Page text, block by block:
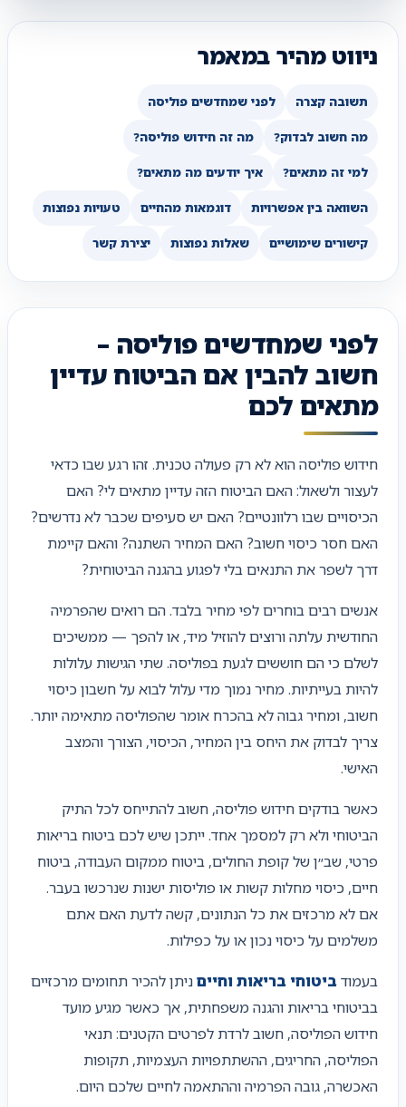
ניווט מהיר במאמר
תשובה קצרה לפני שמחדשים פוליסה
מה חשוב לבדוק? מה זה חידוש פוליסה?
למי זה מתאים? איך יודעים מה מתאים?
השוואה בין אפשרויות דוגמאות מהחיים טעויות נפוצות
קישורים שימושיים שאלות נפוצות יצירת קשר
לפני שמחדשים פוליסה –
חשוב להבין אם הביטוח עדיין
מתאים לכם
חידוש פוליסה הוא לא רק פעולה טכנית. זהו רגע שבו כדאי
לעצור ולשאול: האם הביטוח הזה עדיין מתאים לי? האם
הכיסויים שבו רלוונטיים? האם יש סעיפים שכבר לא נדרשים?
האם חסר כיסוי חשוב? האם המחיר השתנה? והאם קיימת
דרך לשפר את התנאים בלי לפגוע בהגנה הביטוחית?
אנשים רבים בוחרים לפי מחיר בלבד. הם רואים שהפרמיה
החודשית עלתה ורוצים להוזיל מיד, או להפך — ממשיכים
לשלם כי הם חוששים לגעת בפוליסה. שתי הגישות עלולות
להיות בעייתיות. מחיר נמוך מדי עלול לבוא על חשבון כיסוי
חשוב, ומחיר גבוה לא בהכרח אומר שהפוליסה מתאימה יותר.
צריך לבדוק את היחס בין המחיר, הכיסוי, הצורך והמצב
האישי.
כאשר בודקים חידוש פוליסה, חשוב להתייחס לכל התיק
הביטוחי ולא רק למסמך אחד. ייתכן שיש לכם ביטוח בריאות
פרטי, שב״ן של קופת החולים, ביטוח ממקום העבודה, ביטוח
חיים, כיסוי מחלות קשות או פוליסות ישנות שנרכשו בעבר.
אם לא מרכזים את כל הנתונים, קשה לדעת האם אתם
משלמים על כיסוי נכון או על כפילות.
בעמודביטוחי בריאות וחייםניתן להכיר תחומים מרכזיים
בביטוחי בריאות והגנה משפחתית, אך כאשר מגיע מועד
חידוש הפוליסה, חשוב לרדת לפרטים הקטנים: תנאי
הפוליסה, החריגים, ההשתתפויות העצמיות, תקופות
האכשרה, גובה הפרמיה וההתאמה לחיים שלכם היום.